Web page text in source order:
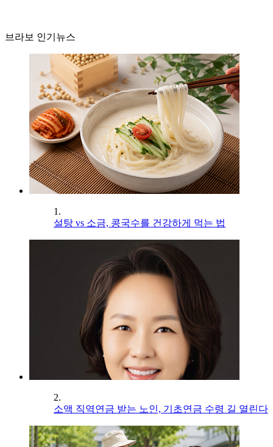
브라보 인기뉴스
1.
설탕 vs 소금, 콩국수를 건강하게 먹는 법
2.
소액 직역연금 받는 노인, 기초연금 수령 길 열린다